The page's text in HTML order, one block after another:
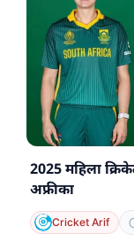
2025 महिला
अफ्रीका
Cricket Arif